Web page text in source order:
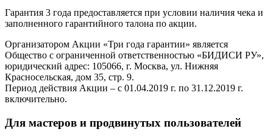
Гарантия 3 года предоставляется при условии наличия чека и
заполненного гарантийного талона по акции.
Организатором Акции «Три года гарантии» является
Общество с ограниченной ответственностью «БИДИСИ РУ»,
юридический адрес: 105066, г. Москва, ул. Нижняя
Красносельская, дом 35, стр. 9.
Период действия Акции – с 01.04.2019 г. по 31.12.2019 г.
включительно.
Для мастеров и продвинутых пользователей